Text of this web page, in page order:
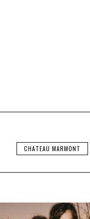
CHATEAU MARMONT